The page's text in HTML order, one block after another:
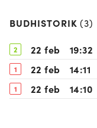
BUDHISTORIK (3)
2 22 feb 19:32
1 22 feb 14:11
1 22 feb 14:10